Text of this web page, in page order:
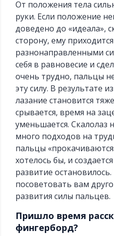
От положения тела
руки. Если положение
доведено до «идеала»,
сторону, ему
разнонаправленными
себя в равновесие и
очень трудно, пальцы
эту силу. В результате
лазание становится
срывается, время на
уменьшается. Скалолаз
много подходов на
пальцы
хотелось бы, и
развитие
посоветовать вам
развития силы пальцев.
Пришло время
фингерборд?